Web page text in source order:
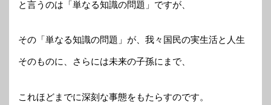
と言うのは「単なる知識の問題」ですが、
その「単なる知識の問題」が、我々国民の実生活と人生
そのものに、さらには未来の子孫にまで、
これほどまでに深刻な事態をもたらすのです。